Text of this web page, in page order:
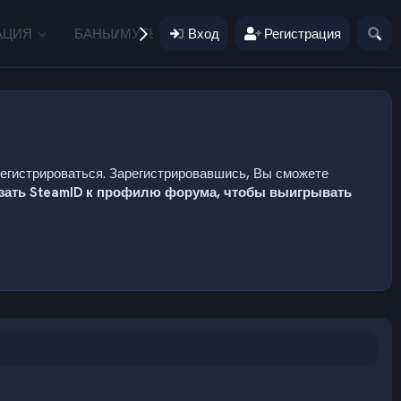
БАНЫ/МУТЫ ПОЖЕРТВОВАНИЯ
Вход Регистрация
Зарегистрировавшись, Вы сможете
SteamID к профилю форума, чтобы выигрывать